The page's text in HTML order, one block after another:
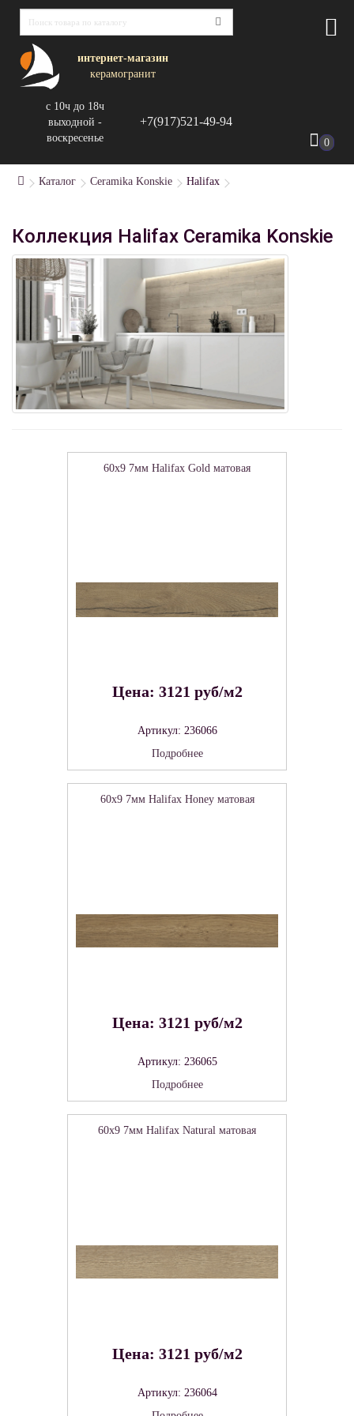
интернет-магазин
керамогранит
с 10ч до 18ч
выходной -
воскресенье
+7(917)521-49-94
0
Каталог Ceramika Konskie Halifax
Коллекция Halifax Ceramika Konskie
60x9 7мм Halifax Gold матовая
Цена: 3121 руб/м2
Артикул: 236066
Подробнее
60x9 7мм Halifax Honey матовая
Цена: 3121 руб/м2
Артикул: 236065
Подробнее
60x9 7мм Halifax Natural матовая
Цена: 3121 руб/м2
Артикул: 236064